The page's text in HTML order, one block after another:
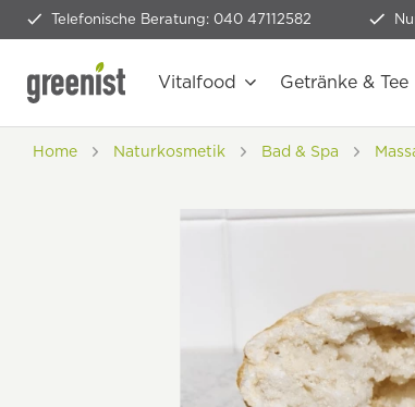
Telefonische Beratung: 040 47112582
Vitalfood Getränke & Tee
Home Naturkosmetik Bad & Spa